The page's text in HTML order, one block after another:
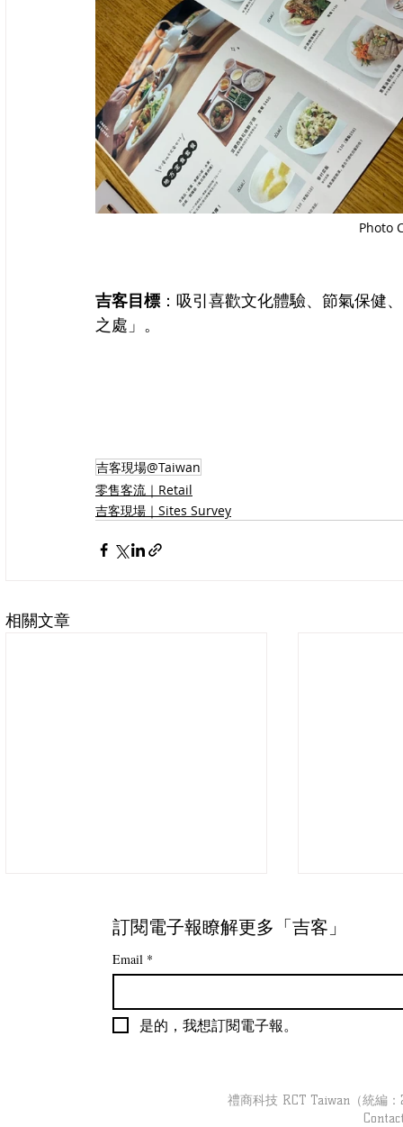
Photo
吉客目標 ：吸引喜歡文化體驗、節氣保健
之處」。
吉客現場@Taiwan
零售客流｜Retail
吉客現場｜Sites Survey
相關文章
訂閱電子報瞭解更多「吉客」
Email *
是的，我想訂閱電子報。
禮商科技 RCT Taiwan（統編